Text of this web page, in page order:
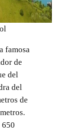
famosa
de
del
del
de
650